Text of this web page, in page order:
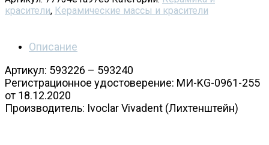
красители, Керамические массы и красители
Описание
Артикул: 593226 – 593240
Регистрационное удостоверение: МИ-KG-0961-255
от 18.12.2020
Производитель: Ivoclar Vivadent (Лихтенштейн)